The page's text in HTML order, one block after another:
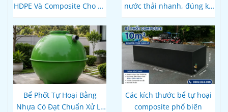
HDPE Và Composite Cho Bể
Hơn, Đúng Kỹ Thuật?
nước thải nhanh, đúng kỹ
Bể Phốt Tự Hoại Bằng
Nhựa Có Đạt Chuẩn Xử Lý
Các kích thước bể tự hoại
composite phổ biến